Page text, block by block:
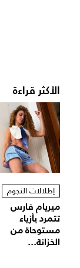
الأكثر قراءة
إطلالات النجوم
ميريام فارس
تتمرد بأزياء
مستوحاة من
الخزانة...